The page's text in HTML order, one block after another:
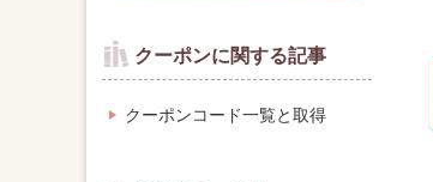
クーポンに関する記事
クーポンコード一覧と取得